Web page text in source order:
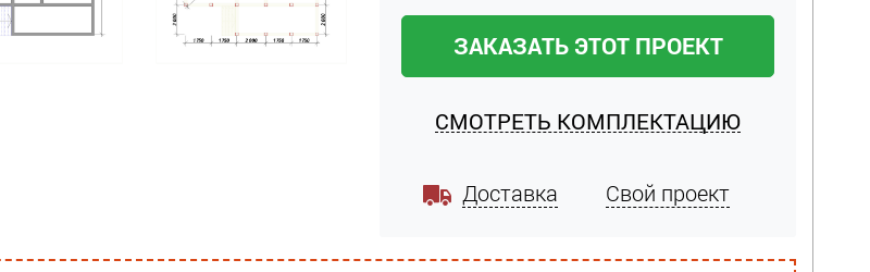
ЗАКАЗАТЬ ЭТОТ ПРОЕКТ
СМОТРЕТЬ КОМПЛЕКТАЦИЮ
Доставка Свой проект